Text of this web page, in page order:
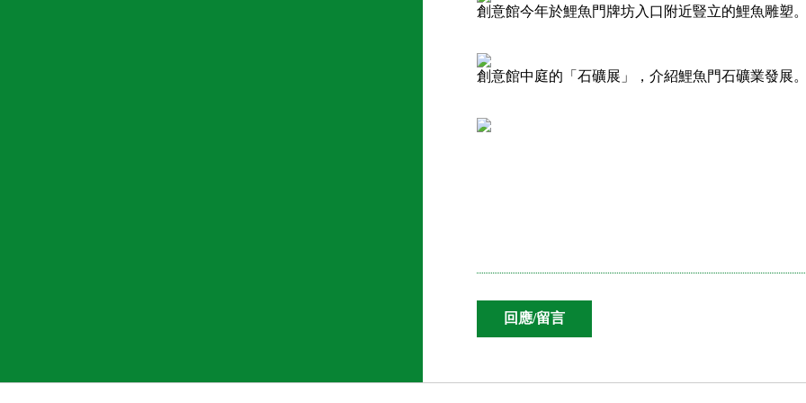
創意館今年於鯉魚門牌坊入口附近豎立的鯉魚雕塑。
創意館中庭的「石礦展」，介紹鯉魚門石礦業發展。